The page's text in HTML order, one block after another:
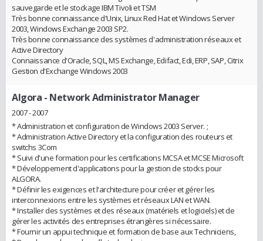
sauvegarde et le stockage IBM Tivoli et TSM
Très bonne connaissance d'Unix, Linux Red Hat et Windows Server
2003, Windows Exchange 2003 SP2.
Très bonne connaissance des systèmes d'administration réseaux et
Active Directory
Connaissance d'Oracle, SQL, MS Exchange, Edifact, Edi, ERP, SAP, Citrix
Gestion d'Exchange Windows 2003
Algora - Network Administrator Manager
2007 - 2007
* Administration et configuration de Windows 2003 Server. ;
* Administration Active Directory et la configuration des routeurs et
switchs 3Com
* Suivi d'une formation pour les certifications MCSA et MCSE Microsoft
* Développement d'applications pour la gestion de stocks pour
ALGORA.
* Définir les exigences et l'architecture pour créer et gérer les
interconnexions entre les systèmes et réseaux LAN et WAN.
* Installer des systèmes et des réseaux (matériels et logiciels) et de
gérer les activités des entreprises étrangères si nécessaire.
* Fournir un appui technique et formation de base aux Techniciens,